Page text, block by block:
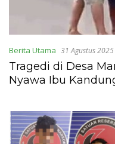
Berita Utama 31 Agustus 2025
Tragedi di Desa
Nyawa Ibu